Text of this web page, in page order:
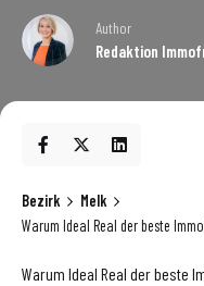
Author
Redaktion
Bezirk
Melk
Warum Ideal Real der beste
Warum Ideal Real der beste